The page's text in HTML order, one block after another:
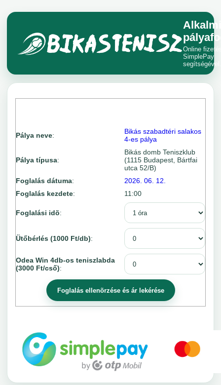
Alkalmi
Online
SimplePay
segítségével.
Pálya neve:
Bikás szabadtéri salakos
4-es pálya
Pálya típusa:
Bikás domb Teniszklub
(1115 Budapest, Bártfai
utca 52/B)
Foglalás dátuma:
2026. 06. 12.
Foglalás kezdete: 11:00
Foglalási idõ:
Ütőbérlés (1000 Ft/db):
Odea Win 4db-os teniszlabda
(3000 Ft/cső):